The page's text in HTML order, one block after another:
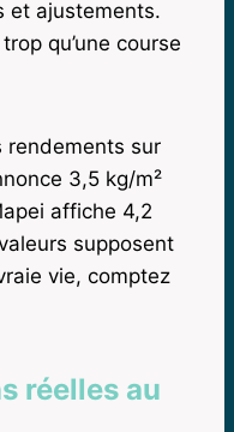
et ajustements.
qu’une course
rendements sur
3,5 kg/m²
affiche 4,2
supposent
vie, comptez
réelles au